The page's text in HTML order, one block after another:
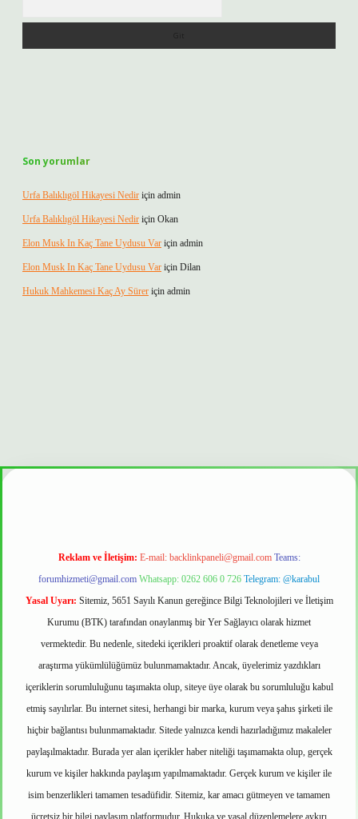
Son yorumlar
Urfa Balıklıgöl Hikayesi Nedir için admin
Urfa Balıklıgöl Hikayesi Nedir için Okan
Elon Musk In Kaç Tane Uydusu Var için admin
Elon Musk In Kaç Tane Uydusu Var için Dilan
Hukuk Mahkemesi Kaç Ay Sürer için admin
güvenilir mi
Reklam ve İletişim: E-mail: backlinkpaneli@gmail.com Teams:
forumhizmeti@gmail.com Whatsapp: 0262 606 0 726 Telegram: @karabul
Yasal Uyarı: Sitemiz, 5651 Sayılı Kanun gereğince Bilgi Teknolojileri ve İletişim
Kurumu (BTK) tarafından onaylanmış bir Yer Sağlayıcı olarak hizmet
vermektedir. Bu nedenle, sitedeki içerikleri proaktif olarak denetleme veya
araştırma yükümlülüğümüz bulunmamaktadır. Ancak, üyelerimiz yazdıkları
içeriklerin sorumluluğunu taşımakta olup, siteye üye olarak bu sorumluluğu kabul
etmiş sayılırlar. Bu internet sitesi, herhangi bir marka, kurum veya şahıs şirketi ile
hiçbir bağlantısı bulunmamaktadır. Sitede yalnızca kendi hazırladığımız makaleler
paylaşılmaktadır. Burada yer alan içerikler haber niteliği taşımamakta olup, gerçek
kurum ve kişiler hakkında paylaşım yapılmamaktadır. Gerçek kurum ve kişiler ile
isim benzerlikleri tamamen tesadüfidir. Sitemiz, kar amacı gütmeyen ve tamamen
ücretsiz bir bilgi paylaşım platformudur. Hukuka ve yasal düzenlemelere aykırı